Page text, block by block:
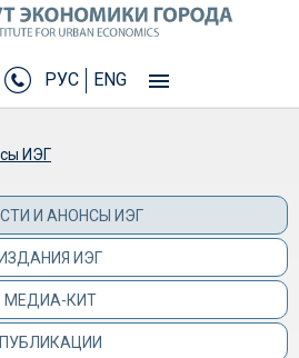
РУС ENG
ИЭГ
И АНОНСЫ ИЭГ
ИЭГ
МЕДИА-КИТ
ПУБЛИКАЦИИ